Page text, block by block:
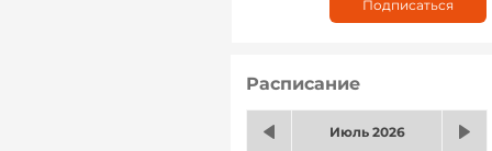
Расписание
Июль 2026